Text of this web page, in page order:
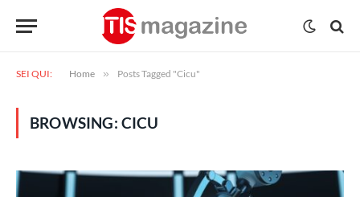
SEI QUI: Home » Posts Tagged "Cicu"
BROWSING: CICU